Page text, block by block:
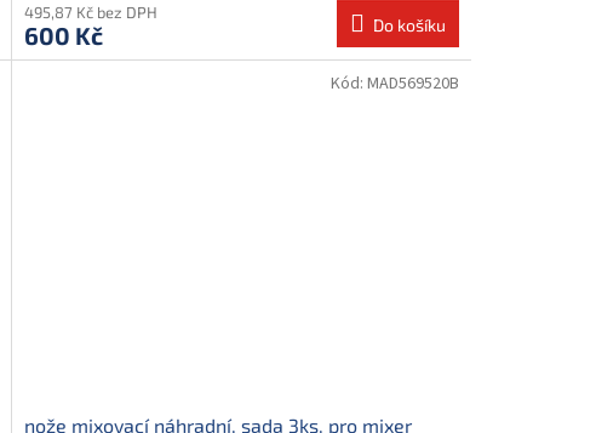
495,87 Kč bez DPH
600 Kč Do košíku
nože mixovací náhradní, sada 3ks, pro mixer
Kód: MAD569520B